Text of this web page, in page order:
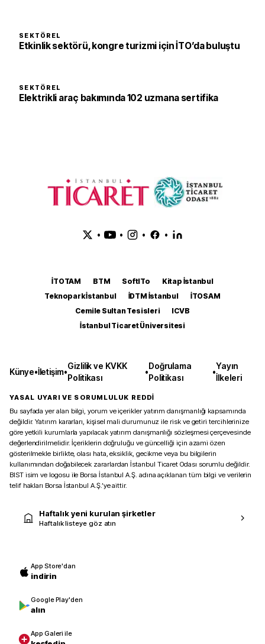
SEKTÖREL
Etkinlik sektörü, kongre turizmi için İTO’da buluştu
SEKTÖREL
Elektrikli araç bakımında 102 uzmana sertifika
• • • •
İTOTAM BTM SoftITo
Kitap İstanbul
Teknopark İstanbul
İDTM İstanbul
İTOSAM
Cemile Sultan Tesisleri
ICVB
İstanbul Ticaret Üniversitesi
Künye•İletişim•
Gizlilik ve KVKK
Politikası
•
Doğrulama
Politikası
•
Yayın
İlkeleri
YASAL UYARI VE SORUMLULUK REDDİ
Bu sayfada yer alan bilgi, yorum ve içerikler yatırım danışmanlığı kapsamında
değildir. Yatırım kararları, kişisel mali durumunuz ile risk ve getiri tercihlerinize
göre yetkili kurumlarla yapılacak yatırım danışmanlığı sözleşmesi çerçevesinde
değerlendirilmelidir. İçeriklerin doğruluğu ve güncelliği için azami özen
gösterilmekle birlikte, olası hata, eksiklik, gecikme veya bu bilgilerin
kullanımından doğabilecek zararlardan İstanbul Ticaret Odası sorumlu değildir.
BIST isim ve logosu ile Borsa İstanbul A.Ş. adına açıklanan tüm bilgi ve verilerin
telif hakları Borsa İstanbul A.Ş.’ye aittir.
Haftalık yeni kurulan şirketler
Haftalık listeye göz atın
App Store'dan
indirin
Google Play'den
alın
App Galeri ile